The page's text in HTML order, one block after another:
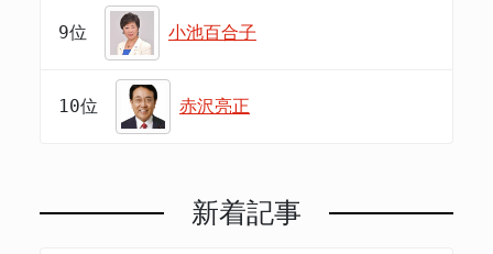
9位 小池百合子
10位 赤沢亮正
新着記事